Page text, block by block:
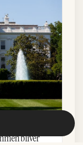
bliver